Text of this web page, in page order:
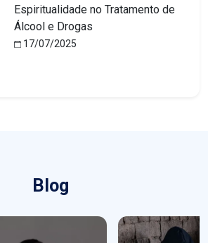
Espiritualidade no Tratamento de
Álcool e Drogas
17/07/2025
Blog